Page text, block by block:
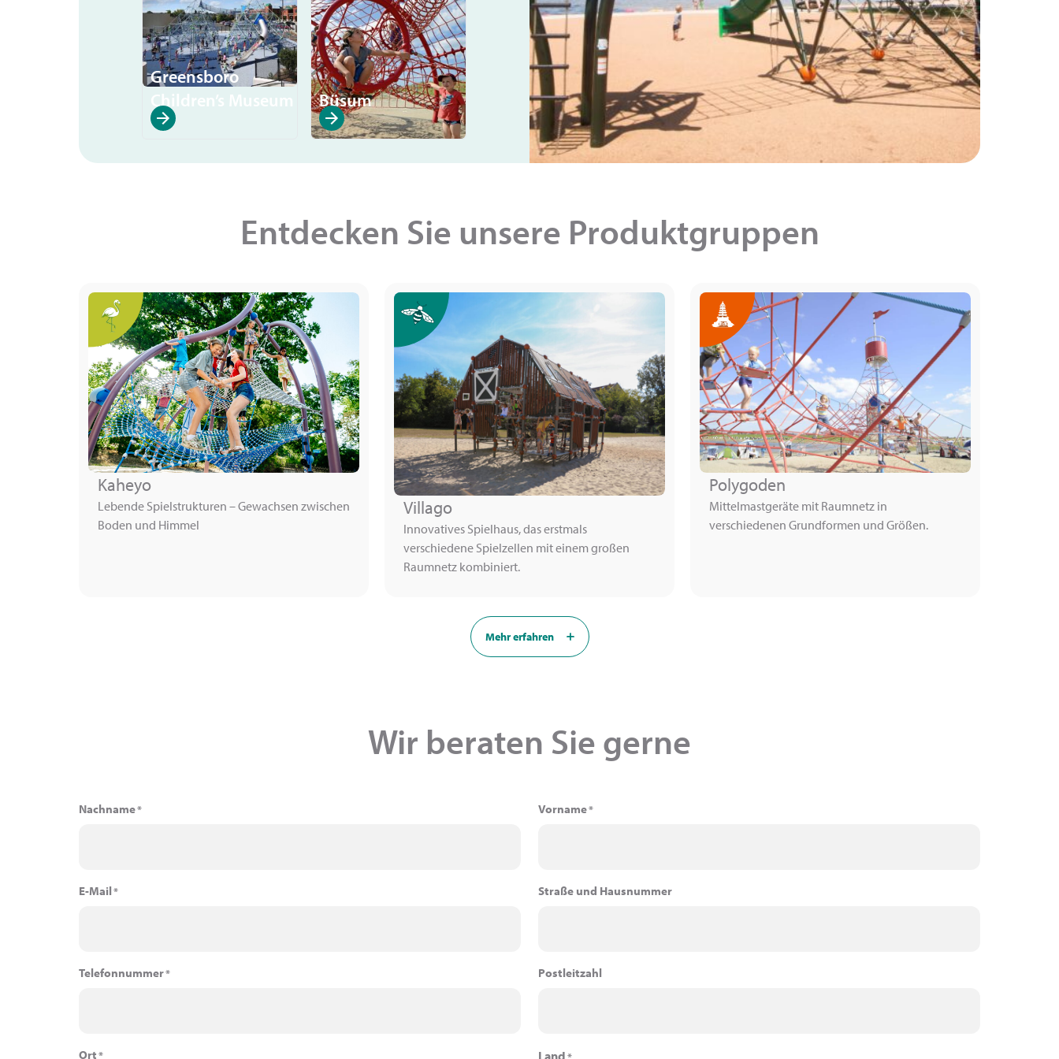
Greensboro
Children’s Museum
Büsum
Entdecken Sie unsere Produktgruppen
Kaheyo
Lebende Spielstrukturen – Gewachsen zwischen
Boden und Himmel
Villago
Innovatives Spielhaus, das erstmals
verschiedene Spielzellen mit einem großen
Raumnetz kombiniert.
Polygoden
Mittelmastgeräte mit Raumnetz in
verschiedenen Grundformen und Größen.
Mehr erfahren
Wir beraten Sie gerne
Nachname* Vorname*
E-Mail* Straße und Hausnummer
Telefonnummer* Postleitzahl
Ort* Land *